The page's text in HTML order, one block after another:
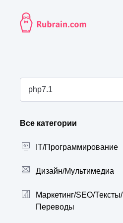
Все категории
IT/Программирование
Дизайн/Мультимедиа
Маркетинг/SEO/Тексты/
Переводы